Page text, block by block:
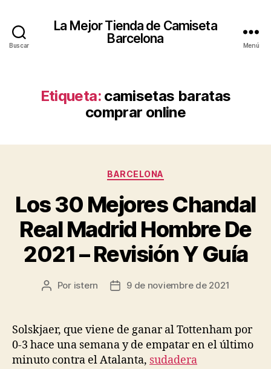
Buscar
La Mejor Tienda de Camiseta
Barcelona
Menú
Etiqueta: camisetas baratas
comprar online
Categorías
BARCELONA
Los 30 Mejores Chandal
Real Madrid Hombre De
2021 – Revisión Y Guía
Autor
entrada
Por istern
Fecha
entrada
9 de noviembre de 2021
Solskjaer, que viene de ganar al Tottenham por
0-3 hace una semana y de empatar en el último
minuto contra el Atalanta, sudadera